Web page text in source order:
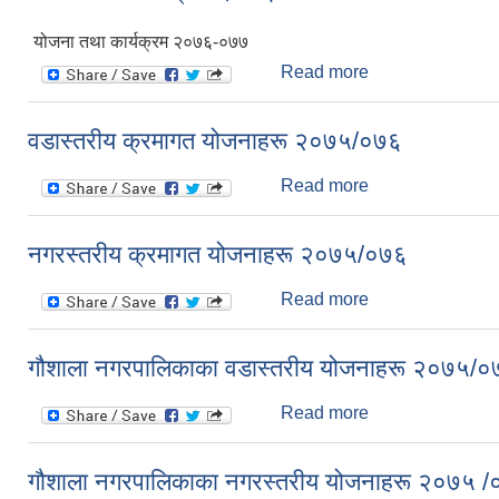
योजना तथा कार्यक्रम २०७६-०७७
Read more
वडास्तरीय क्रमागत योजनाहरू २०७५/०७६
Read more
नगरस्तरीय क्रमागत योजनाहरू २०७५/०७६
Read more
गौशाला नगरपालिकाका वडास्तरीय योजनाहरू २०७५/
Read more
गौशाला नगरपालिकाका नगरस्तरीय योजनाहरू २०७५